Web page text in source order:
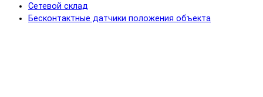
Сетевой склад
Бесконтактные датчики положения объекта